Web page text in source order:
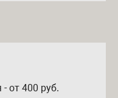
от 400 руб.